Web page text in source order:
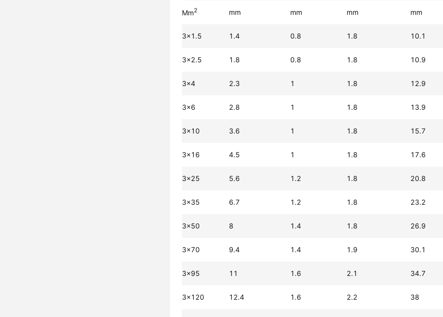
Mm2 mm mm mm mm
3x1.5 1.4 0.8 1.8 10.1
3x2.5 1.8 0.8 1.8 10.9
3x4 2.3 1 1.8 12.9
3x6 2.8 1 1.8 13.9
3x10 3.6 1 1.8 15.7
3x16 4.5 1 1.8 17.6
3x25 5.6 1.2 1.8 20.8
3x35 6.7 1.2 1.8 23.2
3x50 8 1.4 1.8 26.9
3x70 9.4 1.4 1.9 30.1
3x95 11 1.6 2.1 34.7
3x120 12.4 1.6 2.2 38